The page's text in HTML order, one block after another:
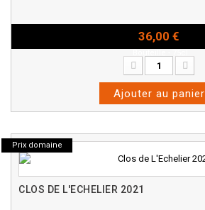
36,00 €
Ajouter au panier
Prix domaine
CLOS DE L'ECHELIER 2021